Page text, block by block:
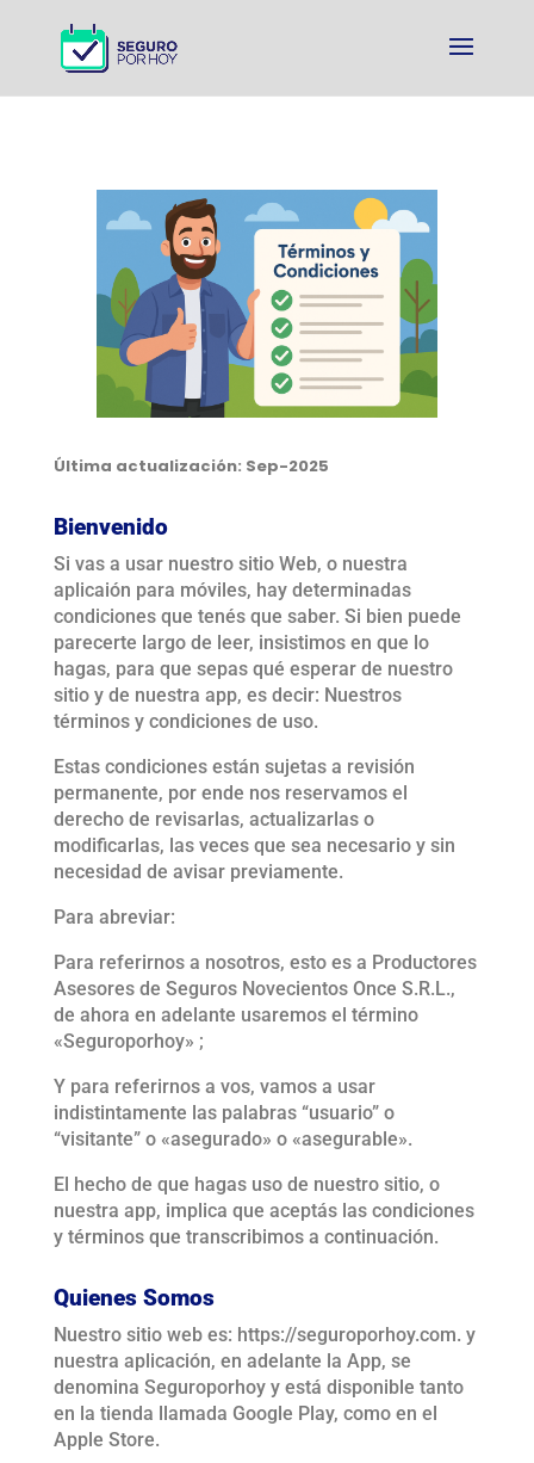
Última actualización: Sep-2025
Bienvenido
Si vas a usar nuestro sitio Web, o nuestra
aplicaión para móviles, hay determinadas
condiciones que tenés que saber. Si bien puede
parecerte largo de leer, insistimos en que lo
hagas, para que sepas qué esperar de nuestro
sitio y de nuestra app, es decir: Nuestros
términos y condiciones de uso.
Estas condiciones están sujetas a revisión
permanente, por ende nos reservamos el
derecho de revisarlas, actualizarlas o
modificarlas, las veces que sea necesario y sin
necesidad de avisar previamente.
Para abreviar:
Para referirnos a nosotros, esto es a Productores
Asesores de Seguros Novecientos Once S.R.L.,
de ahora en adelante usaremos el término
«Seguroporhoy» ;
Y para referirnos a vos, vamos a usar
indistintamente las palabras “usuario” o
“visitante” o «asegurado» o «asegurable».
El hecho de que hagas uso de nuestro sitio, o
nuestra app, implica que aceptás las condiciones
y términos que transcribimos a continuación.
Quienes Somos
Nuestro sitio web es: https://seguroporhoy.com. y
nuestra aplicación, en adelante la App, se
denomina Seguroporhoy y está disponible tanto
en la tienda llamada Google Play, como en el
Apple Store.